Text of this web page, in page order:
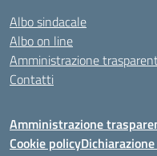
Albo sindacale
Albo on line
Amministrazione
Contatti
Amministrazione
Cookie policy